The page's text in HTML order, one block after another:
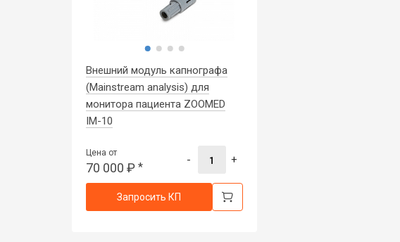
Внешний модуль капнографа
(Mainstream analysis) для
монитора пациента ZOOMED
IM-10
Цена от
70 000 ₽ *
- +
Запросить КП